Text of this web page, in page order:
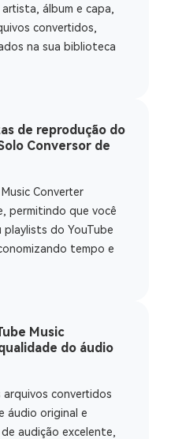
álbum e capa,
convertidos,
na sua biblioteca
de reprodução do
Conversor de
Converter
permitindo que você
playlists do YouTube
tempo e
Music
do áudio
arquivos convertidos
áudio original e
audição excelente,